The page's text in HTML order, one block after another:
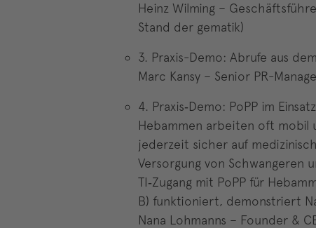
Heinz Wilming –
Stand der gematik)
3. Praxis-Demo: Abrufe aus
Marc Kansy – Senior PR-
4. Praxis‑Demo: PoPP im
Hebammen arbeiten oft mobil
jederzeit sicher auf
Versorgung von Schwangeren
TI‑Zugang mit PoPP für
B) funktioniert, demonstriert
Nana Lohmanns – Founder &